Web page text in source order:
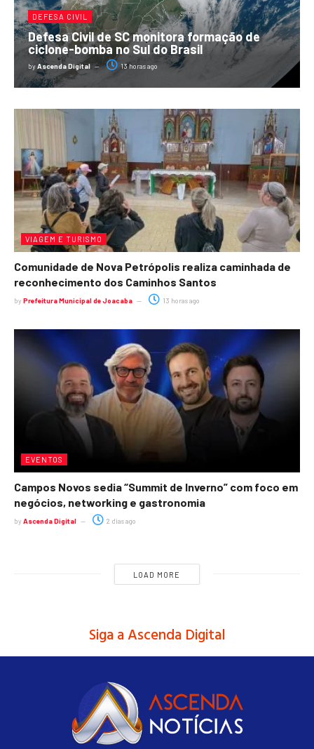
DEFESA CIVIL
Defesa Civil de SC monitora formação de
ciclone-bomba no Sul do Brasil
byAscenda Digital 13 horas ago
VIAGEM E TURISMO
Comunidade de Nova Petrópolis realiza caminhada de
reconhecimento dos Caminhos Santos
by Prefeitura Municipal de Joacaba 13 horas ago
EVENTOS
Campos Novos sedia “Summit de Inverno” com foco em
negócios, networking e gastronomia
by Ascenda Digital 2 dias ago
LOAD MORE
Siga a Ascenda Digital